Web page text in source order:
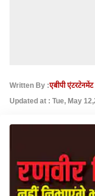
Written By :एबीपी
Updated at : Tue, May